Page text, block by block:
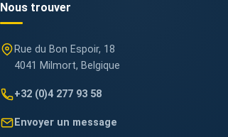
Nous trouver
Rue du Bon Espoir, 18
4041 Milmort, Belgique
+32 (0)4 277 93 58
Envoyer un message